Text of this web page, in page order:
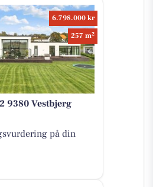
6.798.000 kr
257 m2
9380 Vestbjerg
på din